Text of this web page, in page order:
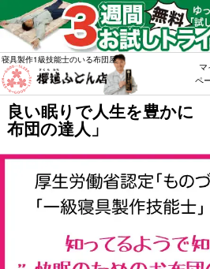
良い眠りで人生を豊かに
布団の達人」
敷布団・掛け布団
寝具製作1級技能士のいる布団屋
マ
ペ